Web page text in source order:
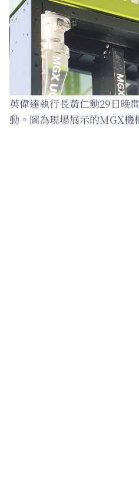
英偉達執行長黃仁勳29日晚
動。圖為現場展示的MGX機